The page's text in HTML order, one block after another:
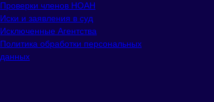
Проверки членов НОАН
Иски и заявления в суд
Исключенные Агентства
Политика обработки персональных
данных